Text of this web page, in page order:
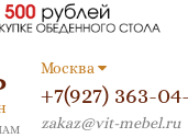
Москва
+7(927) 363-
zakaz@vit-mebel.ru